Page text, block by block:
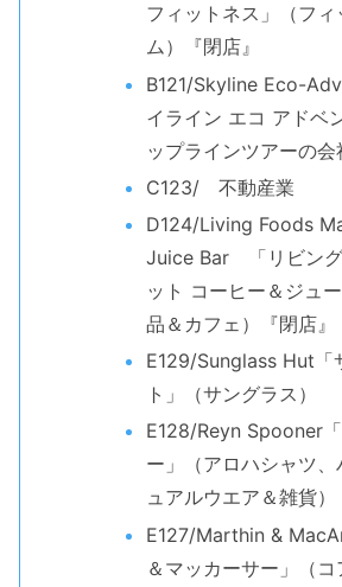
フィットネス」（フ
ム）『閉店』
B121/Skyline Eco-
イライン エコ アドベ
ップラインツアーの会
C123/ 不動産業
D124/Living Foods
Juice Bar 「リビン
ット コーヒー＆ジュ
品＆カフェ）『閉店』
E129/Sunglass Hut「
ト」（サングラス）
E128/Reyn Spooner
ー」（アロハシャツ
ュアルウエア＆雑貨）
E127/Marthin &
＆マッカーサー」（コ